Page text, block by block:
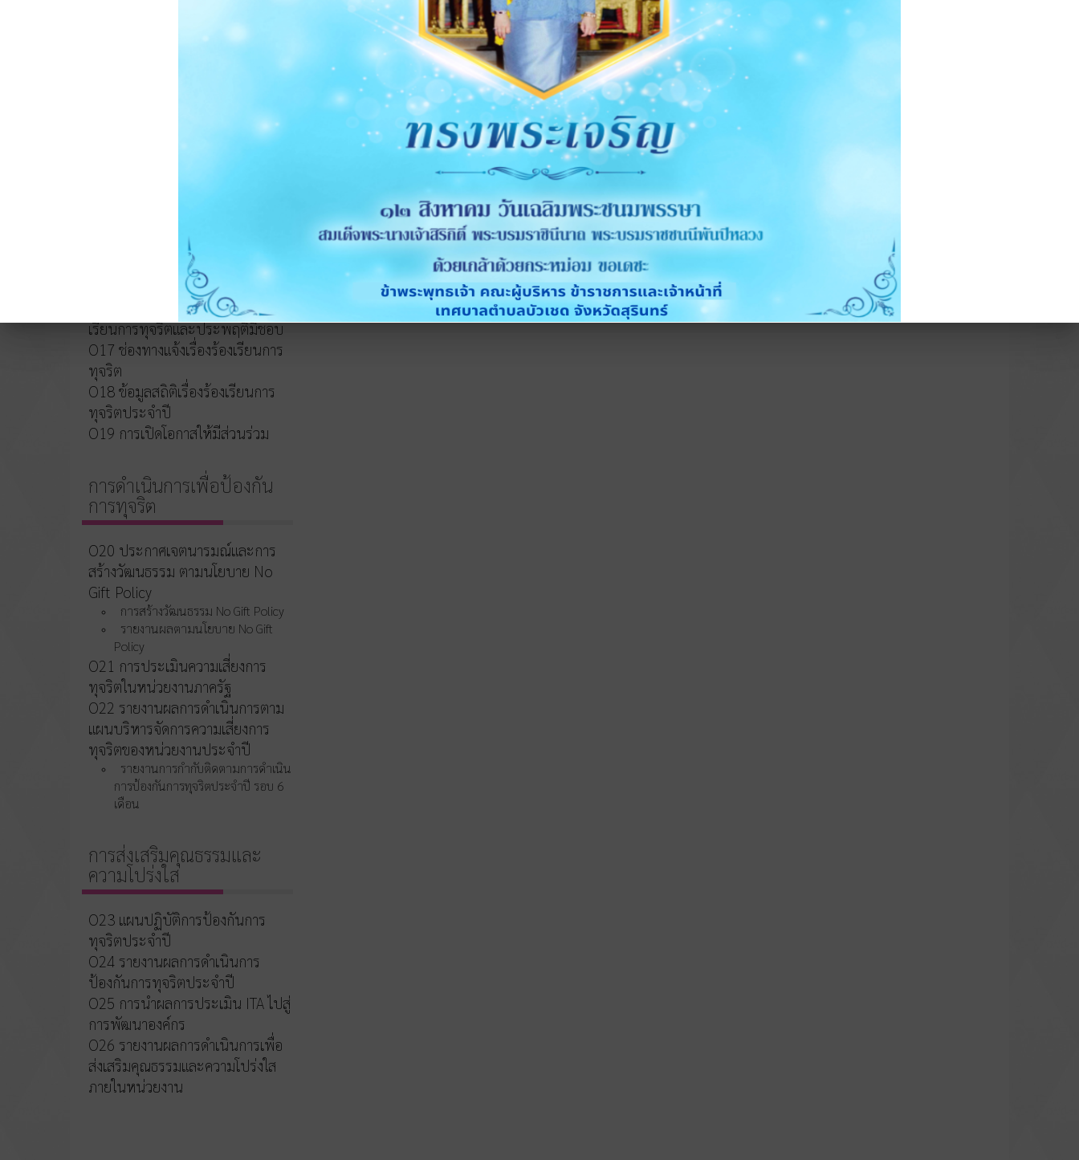
O14 รายงานผลการบริหารและ
การส่งเสริมความโปร่งใส
O16 แนวปฏิบัติการจัดการเรื่องร้อง
เรียนการทุจริตและประพฤติมิชอบ
O17 ช่องทางแจ้งเรื่องร้องเรียนการ
ทุจริต
O18 ข้อมูลสถิติเรื่องร้องเรียนการ
ทุจริตประจำปี
O19 การเปิดโอกาสให้มีส่วนร่วม
การดำเนินการเพื่อป้องกัน
การทุจริต
O20 ประกาศเจตนารมณ์และการ
สร้างวัฒนธรรม ตามนโยบาย No
Gift Policy
การสร้างวัฒนธรรม No Gift Policy
รายงานผลตามนโยบาย No Gift
Policy
O21 การประเมินความเสี่ยงการ
ทุจริตในหน่วยงานภาครัฐ
O22 รายงานผลการดำเนินการตาม
แผนบริหารจัดการความเสี่ยงการ
ทุจริตของหน่วยงานประจำปี
รายงานการกำกับติดตามการดำเนิน
การป้องกันการทุจริตประจำปี รอบ 6
เดือน
การส่งเสริมคุณธรรมและ
ความโปร่งใส
O23 แผนปฏิบัติการป้องกันการ
ทุจริตประจำปี
O24 รายงานผลการดำเนินการ
ป้องกันการทุจริตประจำปี
O25 การนำผลการประเมิน ITA ไปสู่
การพัฒนาองค์กร
O26 รายงานผลการดำเนินการเพื่อ
ส่งเสริมคุณธรรมและความโปร่งใส
ภายในหน่วยงาน